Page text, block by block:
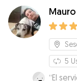
para
lleva
ya que
Atom
Mauro
5
“El